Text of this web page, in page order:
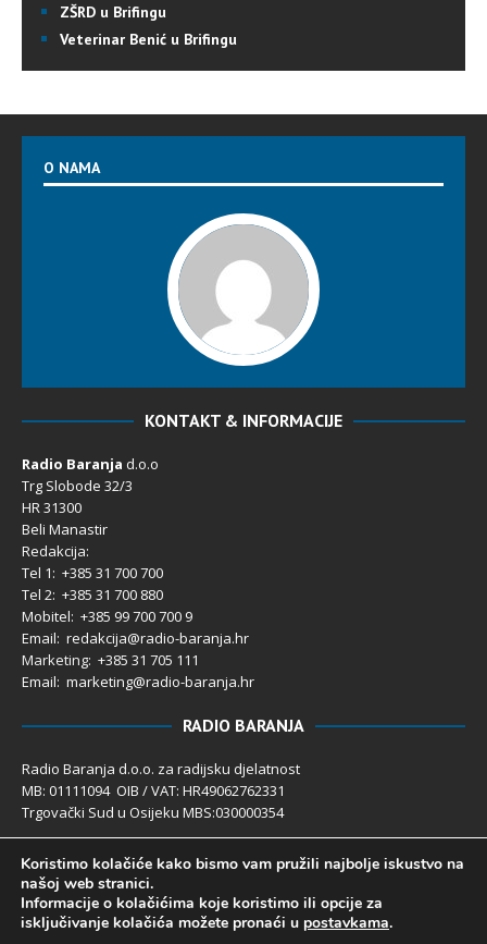
ZŠRD u Brifingu
Veterinar Benić u Brifingu
O NAMA
KONTAKT & INFORMACIJE
Radio Baranja d.o.o
Trg Slobode 32/3
HR 31300
Beli Manastir
Redakcija:
Tel 1: +385 31 700 700
Tel 2: +385 31 700 880
Mobitel: +385 99 700 700 9
Email: redakcija@radio-baranja.hr
Marketing: +385 31 705 111
Email: marketing@radio-baranja.hr
RADIO BARANJA
Radio Baranja d.o.o. za radijsku djelatnost
MB: 01111094 OIB / VAT: HR49062762331
Trgovački Sud u Osijeku MBS:030000354
Temeljni kapital 2.600,00 € uplaćen u cijelosti
Poslovni račun PBZ: 2340009-1100121402
IBAN: HR4123400091100121402
Uprava društva: Ivanka Rusan
Koristimo kolačiće kako bismo vam pružili najbolje iskustvo na
našoj web stranici.
Informacije o kolačićima koje koristimo ili opcije za
isključivanje kolačića možete pronaći u postavkama.